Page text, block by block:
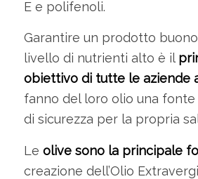
E e polifenoli.
Garantire un prodotto
livello di nutrienti alto è il
obiettivo di tutte le aziende
fanno del loro olio una fonte
di sicurezza per la propria
Le olive sono la principale
creazione dell’Olio